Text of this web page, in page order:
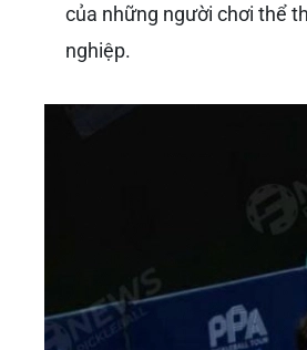
Những Hoạt Động
cảnh Pickleball, chúng ta cần
hoạt động cụ thể mà anh đã
Tổ chức các sự kiện và
Quân đã và đang tích cực
giới thiệu, workshop và giải